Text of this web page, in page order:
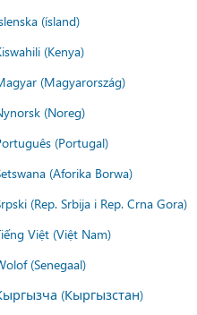
(ísland)
(Kenya)
(Magyarország)
(Noreg)
(Portugal)
(Aforika Borwa)
(Rep. Srbija i Rep. Crna Gora)
Việt (Việt Nam)
(Senegaal)
(Кыргызстан)